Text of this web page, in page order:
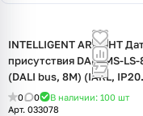
INTELLIGENT ARLIGHT
присутствия DALI-MS-
(DALI bus, 8М) (IARL, IP20
Пластик, 3 года)
0 0 В наличии: 100 шт
Арт. 033078